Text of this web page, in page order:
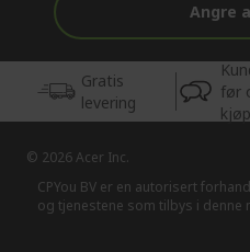
Angre
Gratis
levering
før
kjøp
© 2026 Acer Inc.
CPYou BV er en autorisert
og tjenestene som tilbys i denne